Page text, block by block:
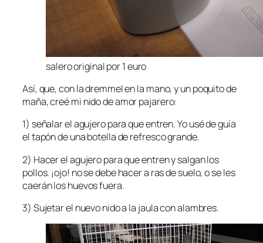
salero original por 1 euro
Así, que, con la dremmel en la mano, y un poquito de
maña, creé mi nido de amor pajarero:
1) señalar el agujero para que entren. Yo usé de guía
el tapón de una botella de refresco grande.
2) Hacer el agujero para que entren y salgan los
pollos. ¡ojo! no se debe hacer a ras de suelo, o se les
caerán los huevos fuera.
3) Sujetar el nuevo nido a la jaula con alambres.